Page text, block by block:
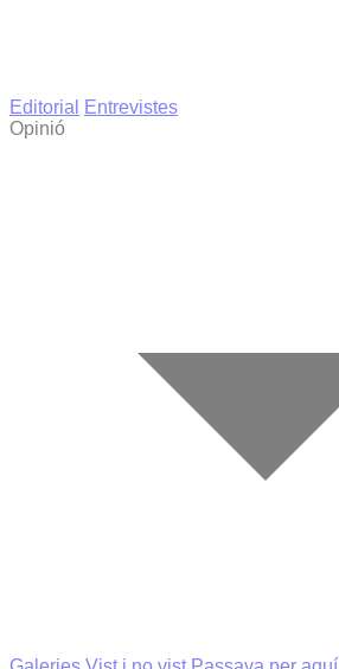
Editorial
Entrevistes
Opinió